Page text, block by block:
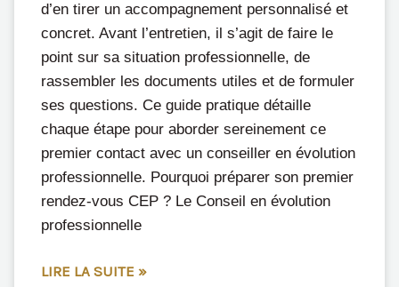
d’en tirer un accompagnement personnalisé et
concret. Avant l’entretien, il s’agit de faire le
point sur sa situation professionnelle, de
rassembler les documents utiles et de formuler
ses questions. Ce guide pratique détaille
chaque étape pour aborder sereinement ce
premier contact avec un conseiller en évolution
professionnelle. Pourquoi préparer son premier
rendez-vous CEP ? Le Conseil en évolution
professionnelle
LIRE LA SUITE »